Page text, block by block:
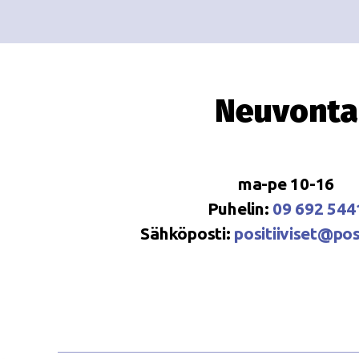
Neuvonta
ma-pe 10-16
Puhelin: 09 692
Sähköposti: